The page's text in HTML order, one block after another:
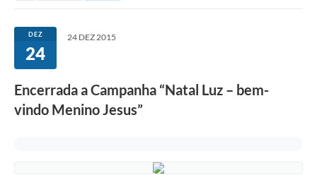
DEZ
24
24 DEZ 2015
Encerrada a Campanha “Natal Luz – bem-
vindo Menino Jesus”